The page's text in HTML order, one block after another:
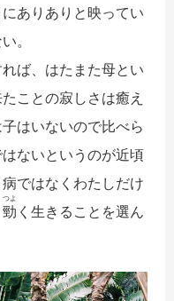
ありありと映ってい
。
ば、はたまた母とい
ことの寂しさは癒え
はいないので比べら
ないというのが近頃
ではなくわたしだけ
勁
つよ
く生きることを選ん